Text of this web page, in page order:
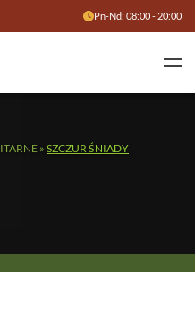
Pn-Nd: 08:00 - 20:00
» SZCZUR ŚNIADY